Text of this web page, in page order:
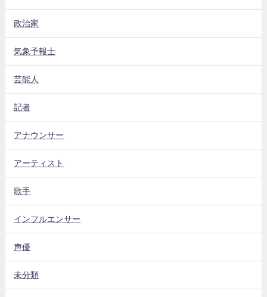
政治家
気象予報士
芸能人
記者
アナウンサー
アーティスト
歌手
インフルエンサー
声優
未分類